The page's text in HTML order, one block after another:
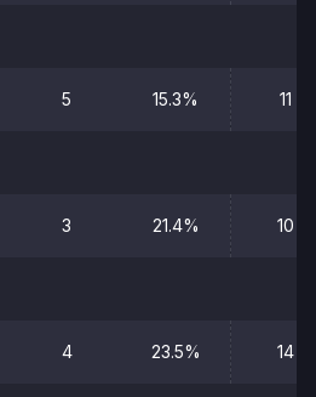
5 15.3% 11
3 21.4% 10
4 23.5% 14